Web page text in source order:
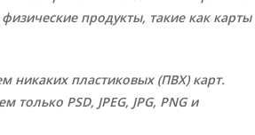
продукты, такие как карты
никаких пластиковых (ПВХ) карт.
только PSD, JPEG, JPG, PNG и